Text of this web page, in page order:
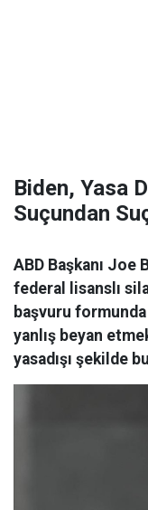
Biden, Yasa
Suçundan
ABD Başkanı Joe
federal lisanslı
başvuru formunda
yanlış beyan
yasadışı şekilde